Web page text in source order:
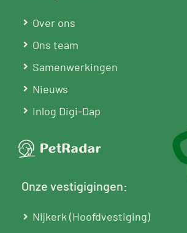
Over ons
Ons team
Samenwerkingen
Nieuws
Inlog Digi-Dap
Onze vestigigingen:
Nijkerk (Hoofdvestiging)